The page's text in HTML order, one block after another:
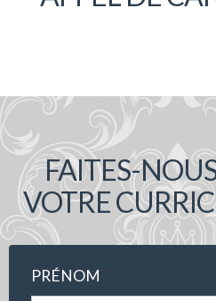
FAITES-
VOTRE
PRÉNOM